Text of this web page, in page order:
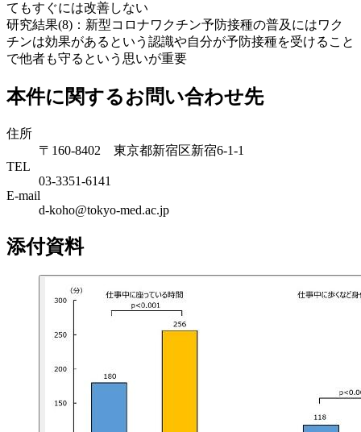
てもすぐには改善しない
研究結果(8)：新型コロナワクチン予防接種の普及にはワク
チンは効果があるという認識や自分が予防接種を受けること
で他者も守るという思いが重要
本件に関するお問い合わせ先
住所
〒160-8402 東京都新宿区新宿6-1-1
TEL
03-3351-6141
E-mail
d-koho@tokyo-med.ac.jp
添付資料